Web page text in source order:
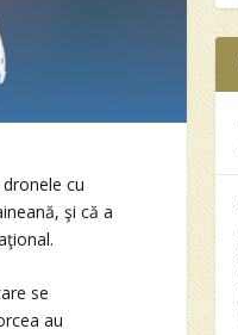
cu
şi că a
se
au